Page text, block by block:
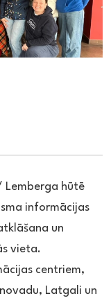
Lemberga hūtē
informācijas
un
vieta.
centriem,
Latgali un